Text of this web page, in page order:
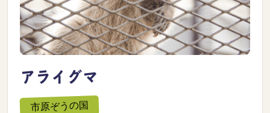
アライグマ
市原ぞうの国